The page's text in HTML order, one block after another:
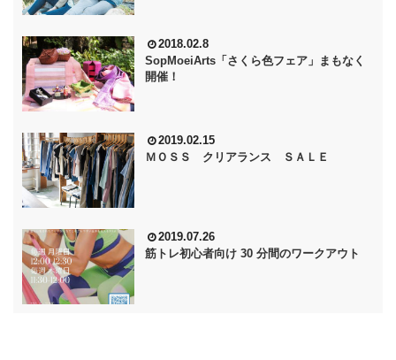
2018.02.8
SopMoeiArts「さくら色フェア」まもなく
開催！
2019.02.15
ＭＯＳＳ クリアランス ＳＡＬＥ
2019.07.26
筋トレ初心者向け 30 分間のワークアウト